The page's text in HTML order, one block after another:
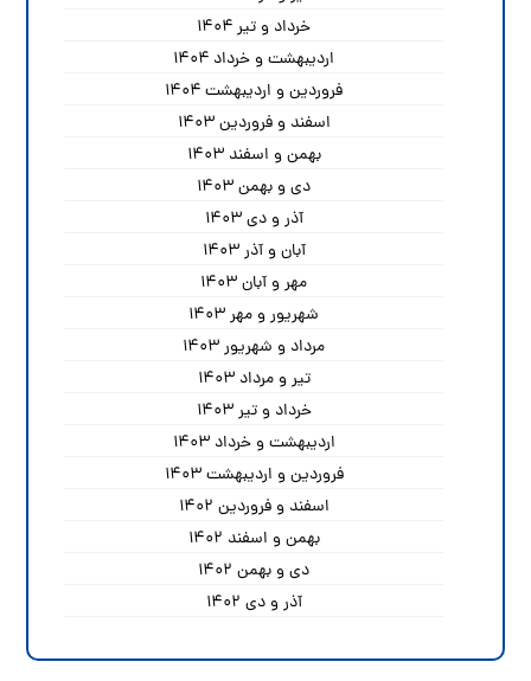
خرداد و تیر ۱۴۰۴
اردیبهشت و خرداد ۱۴۰۴
فروردین و اردیبهشت ۱۴۰۴
اسفند و فروردین ۱۴۰۳
بهمن و اسفند ۱۴۰۳
دی و بهمن ۱۴۰۳
آذر و دی ۱۴۰۳
آبان و آذر ۱۴۰۳
مهر و آبان ۱۴۰۳
شهریور و مهر ۱۴۰۳
مرداد و شهریور ۱۴۰۳
تیر و مرداد ۱۴۰۳
خرداد و تیر ۱۴۰۳
اردیبهشت و خرداد ۱۴۰۳
فروردین و اردیبهشت ۱۴۰۳
اسفند و فروردین ۱۴۰۲
بهمن و اسفند ۱۴۰۲
دی و بهمن ۱۴۰۲
آذر و دی ۱۴۰۲